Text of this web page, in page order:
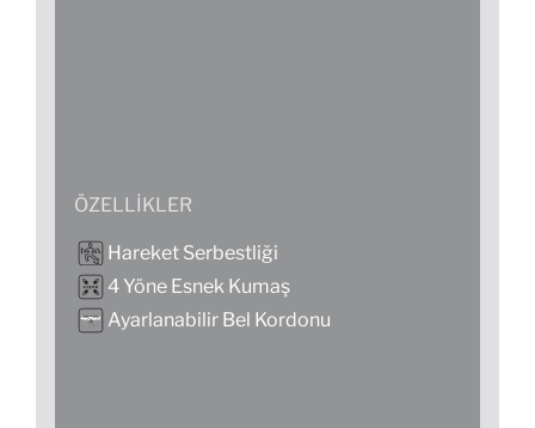
ÖZELLIKLER
Hareket Serbestliği
4 Yöne Esnek Kumaş
Ayarlanabilir Bel Kordonu